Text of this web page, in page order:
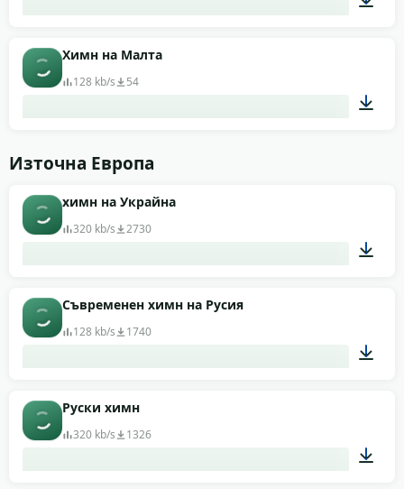
Химн на Малта
128 kb/s 54
Източна Европа
химн на Украйна
320 kb/s 2730
Съвременен химн на Русия
128 kb/s 1740
Руски химн
320 kb/s 1326